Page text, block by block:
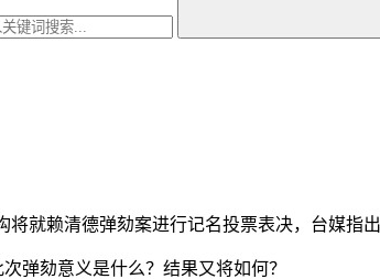
就赖清德弹劾案进行记名投票表决，台媒指
劾意义是什么？结果又将如何？